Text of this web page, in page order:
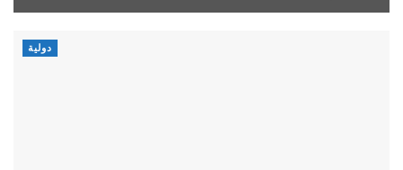
دولية